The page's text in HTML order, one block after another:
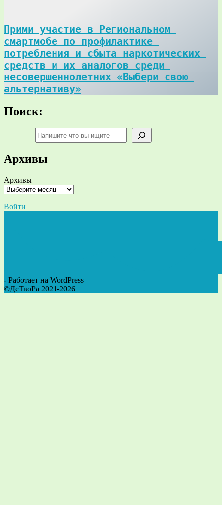
Прими участие в Региональном
смартмобе по профилактике
потребления и сбыта наркотических
средств и их аналогов среди
несовершеннолетних «Выбери свою
альтернативу»
Поиск:
Архивы
Архивы
Войти
- Работает на WordPress
©ДеТвоРа 2021-2026